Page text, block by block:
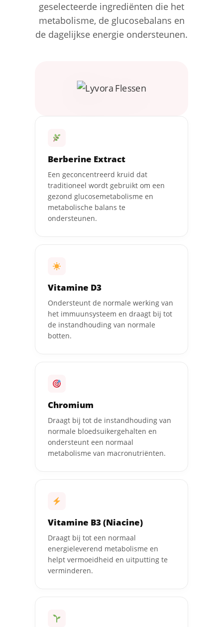
geselecteerde ingrediënten die het
metabolisme, de glucosebalans en
de dagelijkse energie ondersteunen.
Berberine Extract
Een geconcentreerd kruid dat
traditioneel wordt gebruikt om een
gezond glucosemetabolisme en
metabolische balans te
ondersteunen.
Vitamine D3
Ondersteunt de normale werking van
het immuunsysteem en draagt bij tot
de instandhouding van normale
botten.
Chromium
Draagt bij tot de instandhouding van
normale bloedsuikergehalten en
ondersteunt een normaal
metabolisme van macronutriënten.
Vitamine B3 (Niacine)
Draagt bij tot een normaal
energieleverend metabolisme en
helpt vermoeidheid en uitputting te
verminderen.